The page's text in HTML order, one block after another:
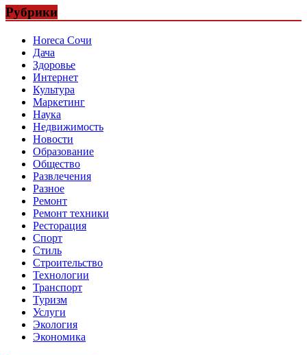
Рубрики
Horeca Сочи
Дача
Здоровье
Интернет
Культура
Маркетинг
Наука
Недвижимость
Новости
Образование
Общество
Развлечения
Разное
Ремонт
Ремонт техники
Ресторация
Спорт
Стиль
Строительство
Технологии
Транспорт
Туризм
Услуги
Экология
Экономика